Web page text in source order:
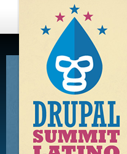
DRUPAL
SUMMIT
LATINO,
GUADALAJARA
2012